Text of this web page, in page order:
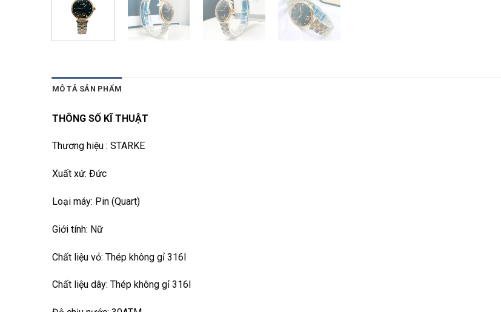
MÔ TẢ SẢN PHẨM
THÔNG SỐ KĨ THUẬT
Thương hiệu : STARKE
Xuất xứ: Đức
Loại máy: Pin (Quart)
Giới tính: Nữ
Chất liệu vỏ: Thép không gỉ 316l
Chất liệu dây: Thép không gỉ 316l